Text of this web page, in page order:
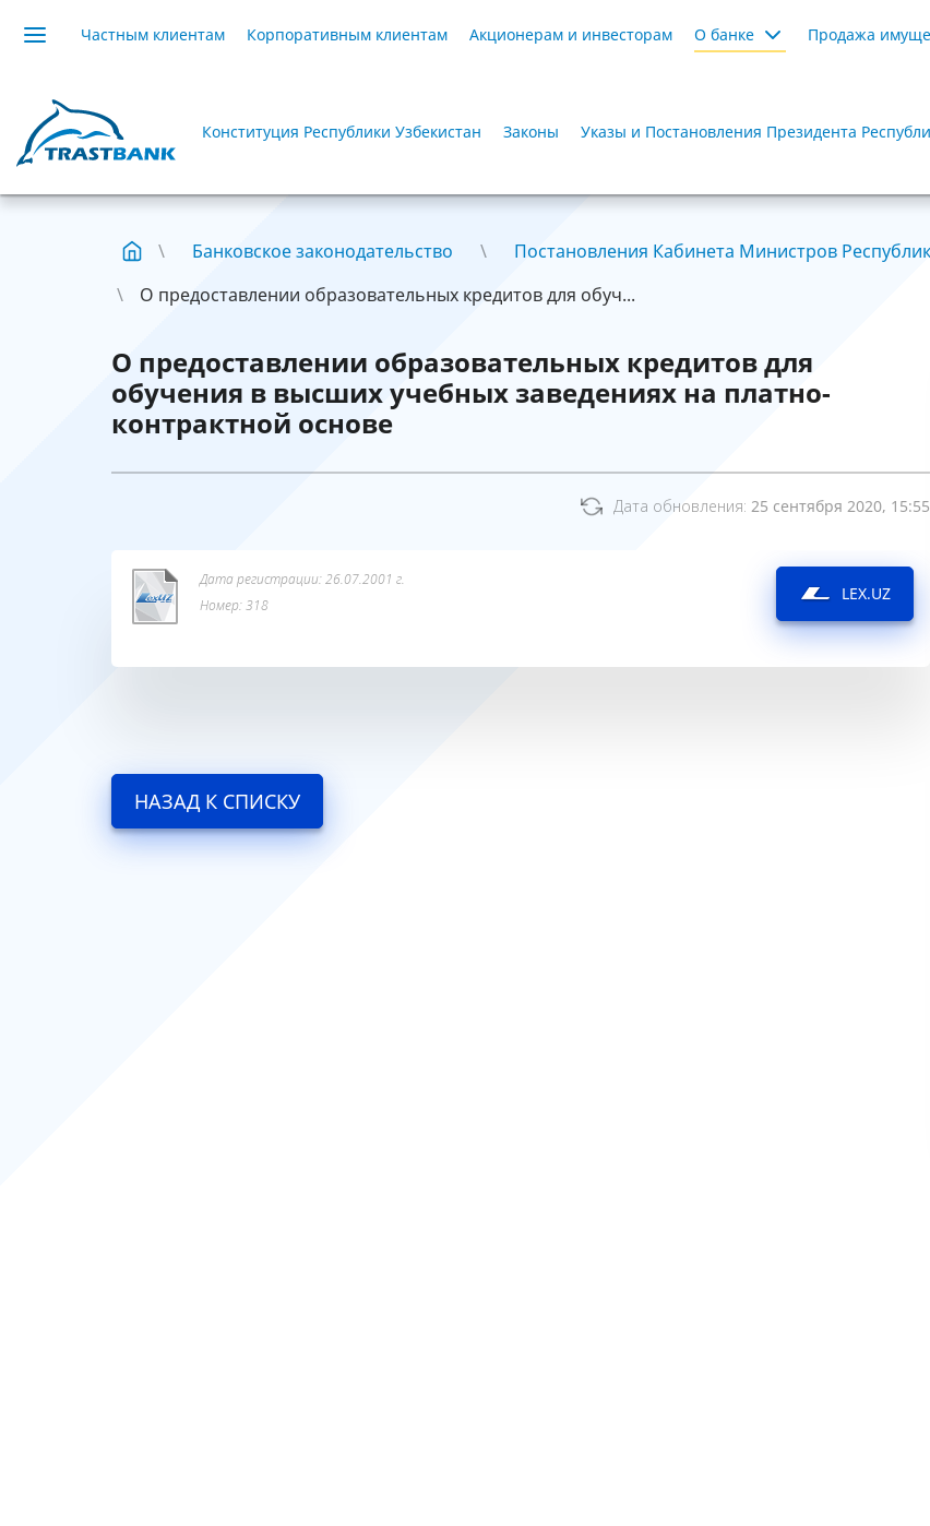
Частным клиентам Корпоративным клиентам Акционерам и инвесторам О банке Продажа
Конституция Республики Узбекистан Законы Указы и Постановления Президента
Банковское законодательство
Постановления Кабинета Министров
О предоставлении образовательных кредитов для обуч...
О предоставлении образовательных кредитов для
обучения в высших учебных заведениях на платно-
контрактной основе
Дата обновления: 25 сентября 2020, 15:55
Дата регистрации: 26.07.2001 г.
Номер: 318
LEX.UZ
НАЗАД К СПИСКУ